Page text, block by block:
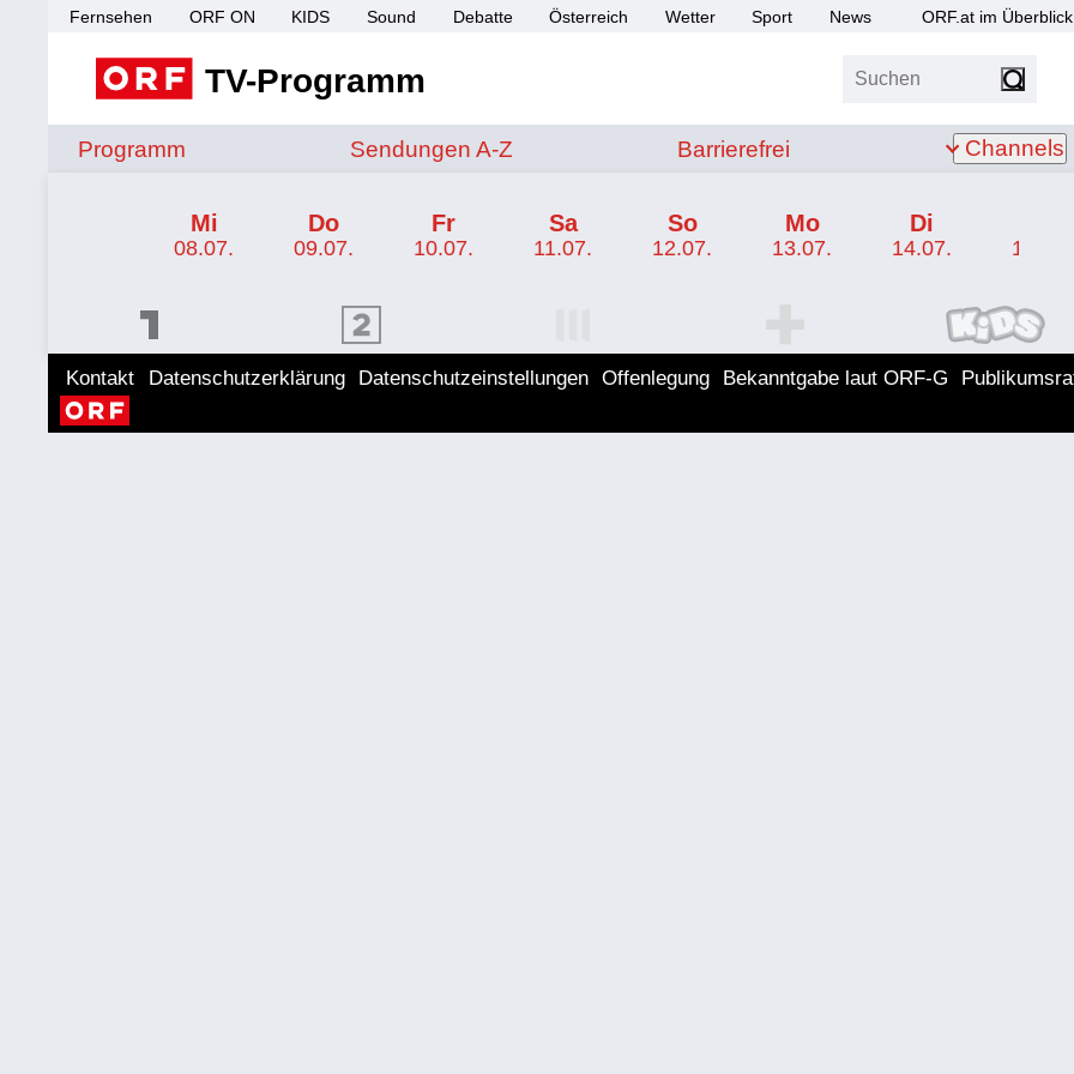
Fernsehen ORF ON KIDS Sound Debatte Österreich Wetter Sport News ORF.at im Überblick
TV-Programm Suchen
Programm Sendungen von A bis Z
Sendungen A-Z Barrierefrei
Barrierefrei Channels
Mi
08.07.
Do
09.07.
Fr
10.07.
Sa
11.07.
So
12.07.
Mo
13.07.
Di
14.07. 15.07.
ORF 2 Programm ORF KIDS Programm
Kontakt Datenschutzerklärung Datenschutzeinstellungen Offenlegung Bekanntgabe laut ORF-G